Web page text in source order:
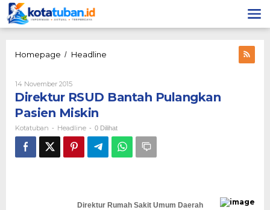
Lewati
ke
konten
Homepage / Headline
Pasien
14 November 2015Oleh
Kotatuban
Direktur RSUD Bantah Pulangkan
Pasien Miskin
Kotatuban - Headline - 0 Dilihat
Direktur Rumah Sakit Umum Daerah